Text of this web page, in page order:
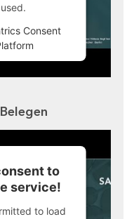
Consent
to
service!
to load